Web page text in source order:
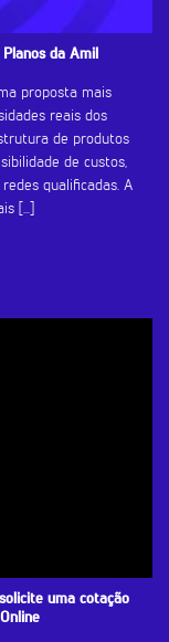
da Amil
proposta mais
reais dos
de produtos
de custos,
qualificadas. A
[...]
uma cotação